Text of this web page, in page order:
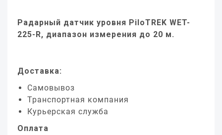
Радарный датчик уровня PiloTREK WET-
225-R, диапазон измерения до 20 м.
Доставка:
Самовывоз
Транспортная компания
Курьерская служба
Оплата